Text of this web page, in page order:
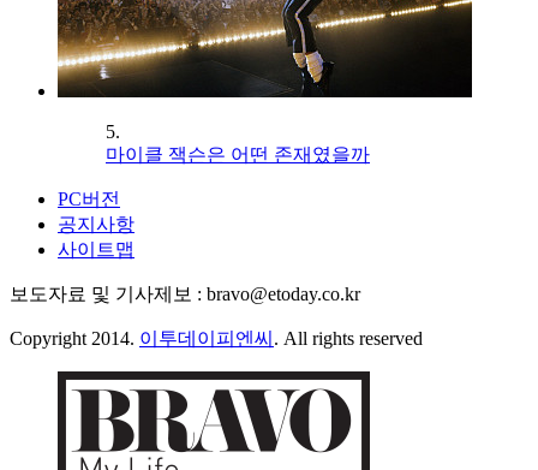
5.
마이클 잭슨은 어떤 존재였을까
PC버전
공지사항
사이트맵
보도자료 및 기사제보 : bravo@etoday.co.kr
Copyright 2014. 이투데이피엔씨 . All rights reserved